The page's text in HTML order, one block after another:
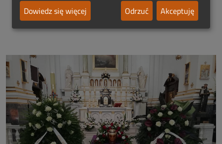
720 81 84 83
Dowiedz się więcej
Odrzuć Akceptuję